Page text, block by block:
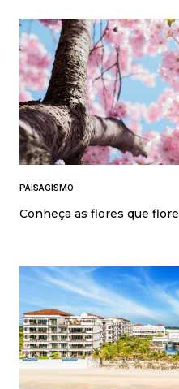
PAISAGISMO
Conheça as flores que